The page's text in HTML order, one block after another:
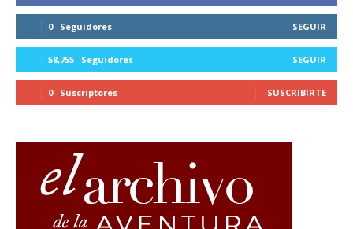
0 Seguidores SEGUIR
58,755 Seguidores SEGUIR
0 Suscriptores SUSCRIBIRTE